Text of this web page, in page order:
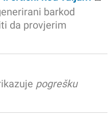
barkod
da provjerim
pogrešku